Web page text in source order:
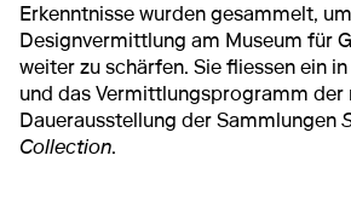
Erkenntnisse wurden gesammelt,
Designvermittlung am Museum für
weiter zu schärfen. Sie fliessen ein
und das Vermittlungsprogramm der
Dauerausstellung der Sammlungen
Collection.